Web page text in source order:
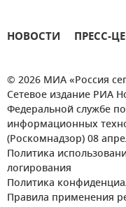
НОВОСТИ ПРЕСС-
© 2026 МИА «Россия
Сетевое издание РИА
Федеральной службе
информационных
(Роскомнадзор) 08
Политика
логирования
Политика
Правила применения